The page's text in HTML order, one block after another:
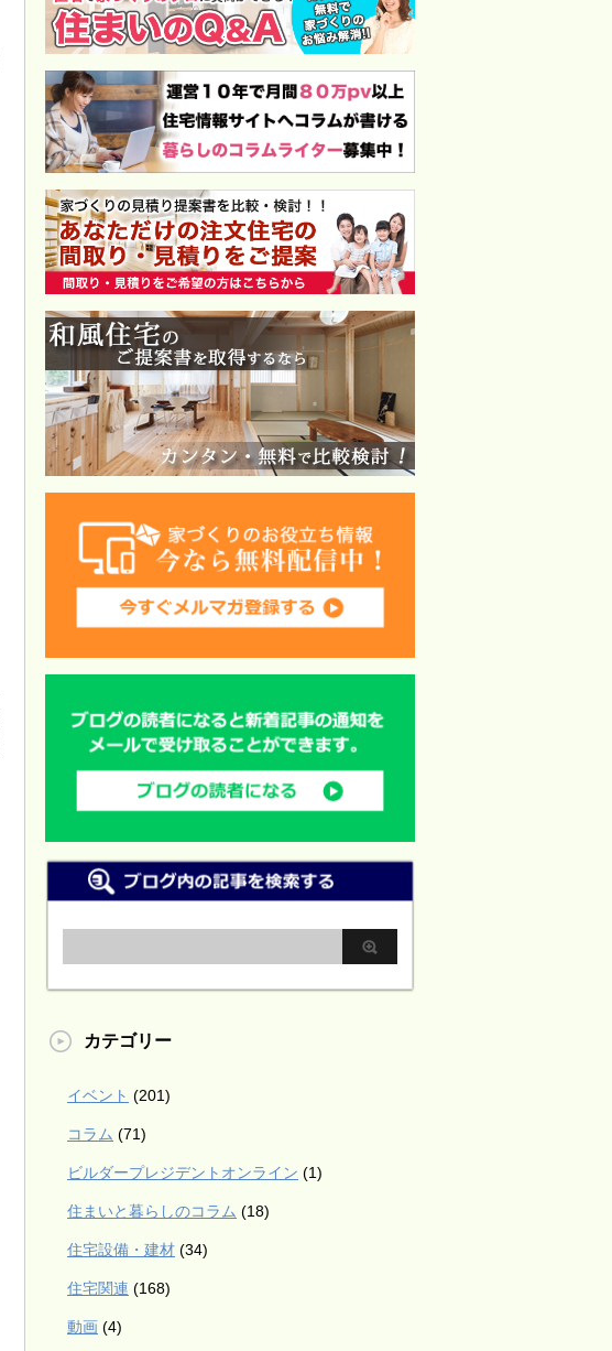
カテゴリー
イベント (201)
コラム (71)
ビルダープレジデントオンライン (1)
住まいと暮らしのコラム (18)
住宅設備・建材 (34)
住宅関連 (168)
動画 (4)